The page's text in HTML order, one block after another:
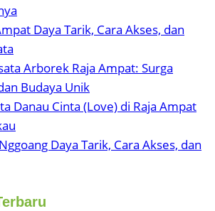
Daya Tarik, Cara Akses, dan
Arborek Raja Ampat: Surga
Budaya Unik
Danau Cinta (Love) di Raja Ampat
Daya Tarik, Cara Akses, dan